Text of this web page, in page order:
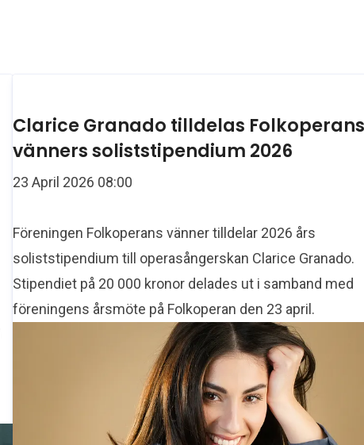
Clarice Granado tilldelas
vänners soliststipendium 2026
23 April 2026 08:00
Fö reningen Folkoperans vänner tilldelar 2026 års
soliststipendium till operasångerskan Clarice Granado.
Stipendiet på 20 000 kronor delades ut i samband med
föreningens årsmöte på Folkoperan den 23 april.